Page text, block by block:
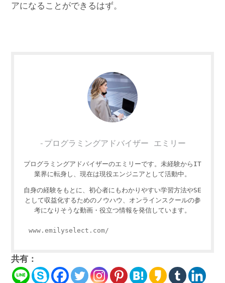
アになることができるはず。
-プログラミングアドバイザー エミリー
プログラミングアドバイザーのエミリーです。未経験からIT
業界に転身し、現在は現役エンジニアとして活動中。
自身の経験をもとに、初心者にもわかりやすい学習方法やSE
として収益化するためのノウハウ、オンラインスクールの参
考になりそうな動画・役立つ情報を発信しています。
www.emilyselect.com/
共有：